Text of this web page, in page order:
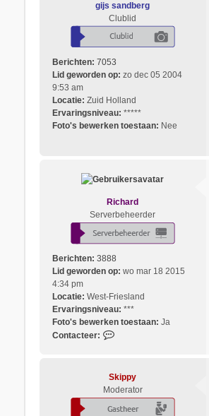
r
K
a
r
n
2
gijs sandberg
Clublid
Berichten: 7053
Lid geworden op: zo dec 05 2004
9:53 am
Locatie: Zuid Holland
Ervaringsniveau: *****
Foto's bewerken toestaan: Nee
Richard
Serverbeheerder
Berichten: 3888
Lid geworden op: wo mar 18 2015
4:34 pm
Locatie: West-Friesland
Ervaringsniveau: ***
Foto's bewerken toestaan: Ja
Contacteer:
t
a
c
t
Skippy
Moderator